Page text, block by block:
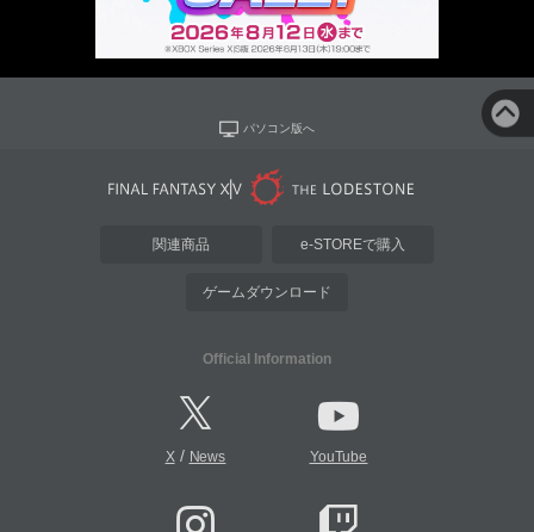
パソコン版へ
関連商品 e-STOREで購入
ゲームダウンロード
Official Information
X/ News YouTube